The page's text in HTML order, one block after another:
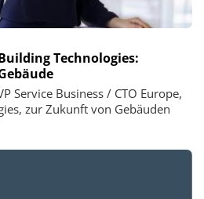
Technologies:
Service Business / CTO Europe,
zur Zukunft von Gebäuden